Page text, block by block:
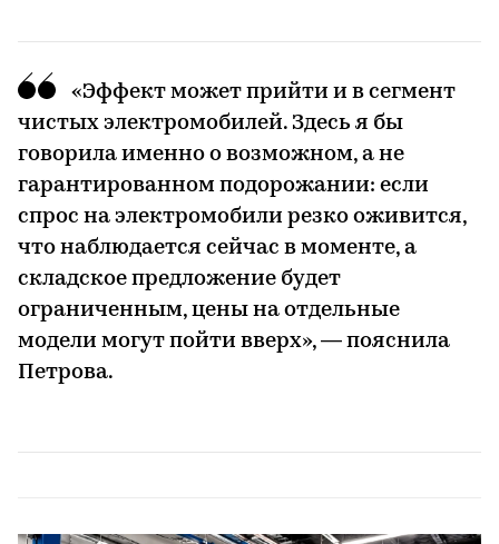
«Эффект может прийти и в сегмент
чистых электромобилей. Здесь я бы
говорила именно о возможном, а не
гарантированном подорожании: если
спрос на электромобили резко оживится,
что наблюдается сейчас в моменте, а
складское предложение будет
ограниченным, цены на отдельные
модели могут пойти вверх», — пояснила
Петрова.